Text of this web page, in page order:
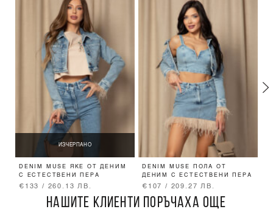
ИЗЧЕРПАНО
DENIM MUSE ЯКЕ ОТ ДЕНИМ
С ЕСТЕСТВЕНИ ПЕРА
€133 / 260.13 ЛВ.
DENIM MUSE ПОЛА ОТ
ДЕНИМ С ЕСТЕСТВЕНИ ПЕРА
€107 / 209.27 ЛВ.
НАШИТЕ КЛИЕНТИ ПОРЪЧАХА ОЩЕ